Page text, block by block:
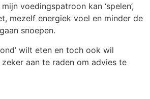
voedingspatroon kan ‘spelen’,
mezelf energiek voel en minder de
snoepen.
wilt eten en toch ook wil
aan te raden om advies te